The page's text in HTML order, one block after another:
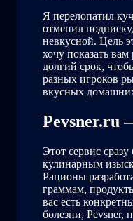
Я перелопатил
отменил
невкусной. Цель
хочу показать
долгий срок,
разных игроков
вкусных
Pevsner.ru
Этот сервис сразу
кулинарным
Рационы
граммам,
вас есть
болезни, Pevsner,